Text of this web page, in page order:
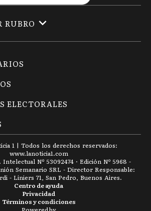
ELECTORALES
RUBRO
1 | Todos los derechos reservados:
www.lanoticia1.com
Nº 53092474 · Edición Nº 5968 -
Semanario SRL - Director Responsable:
- Liniers 71, San Pedro, Buenos Aires.
Términos y condiciones
Privacidad
Centro de ayuda